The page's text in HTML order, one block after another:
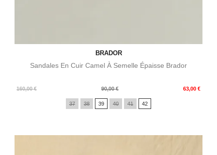
BRADOR
Sandales En Cuir Camel À Semelle Épaisse Brador
160,00 €
Prix
90,00 € 63,00 €
Prix
37 38 39 40 41 42